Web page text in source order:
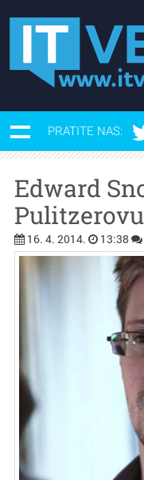
PRATITE NAS:
Edward
16. 4. 2014. 13:38